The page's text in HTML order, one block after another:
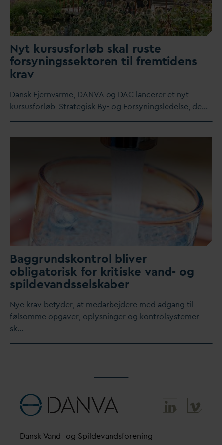
Nyt kursusforløb skal ruste
forsyningssektoren til fremtidens
krav
Dansk Fjernvarme, DANVA og DAC lancerer et nyt
kursusforløb, Strategisk By- og Forsyningsledelse, de…
Baggrundskontrol bliver
obligatorisk for kritiskevand- og
spildevandsselskaber
Nye krav betyder, at medarbejdere med adgang til
følsomme opgaver, oplysninger og kontrolsystemer
sk…
Dansk Vand- og Spildevandsforening